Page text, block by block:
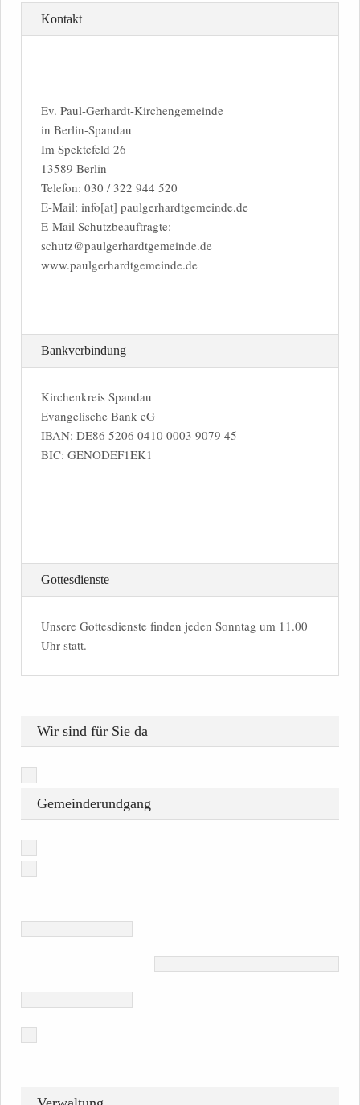
Kontakt
Ev. Paul-Gerhardt-Kirchengemeinde
in Berlin-Spandau
Im Spektefeld 26
13589 Berlin
Telefon: 030 / 322 944 520
E-Mail: info[at] paulgerhardtgemeinde.de
E-Mail Schutzbeauftragte:
schutz@paulgerhardtgemeinde.de
www.paulgerhardtgemeinde.de
Bankverbindung
Kirchenkreis Spandau
Evangelische Bank eG
IBAN: DE86 5206 0410 0003 9079 45
BIC: GENODEF1EK1
Gottesdienste
Unsere Gottesdienste finden jeden Sonntag um 11.00
Uhr statt.
Wir sind für Sie da
Gemeinderundgang